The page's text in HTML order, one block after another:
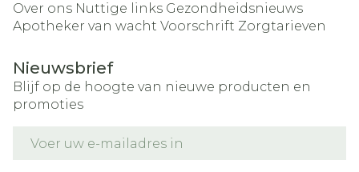
Over ons Nuttige links Gezondheidsnieuws
Apotheker van wacht Voorschrift Zorgtarieven
Nieuwsbrief
Blijf op de hoogte van nieuwe producten en
promoties